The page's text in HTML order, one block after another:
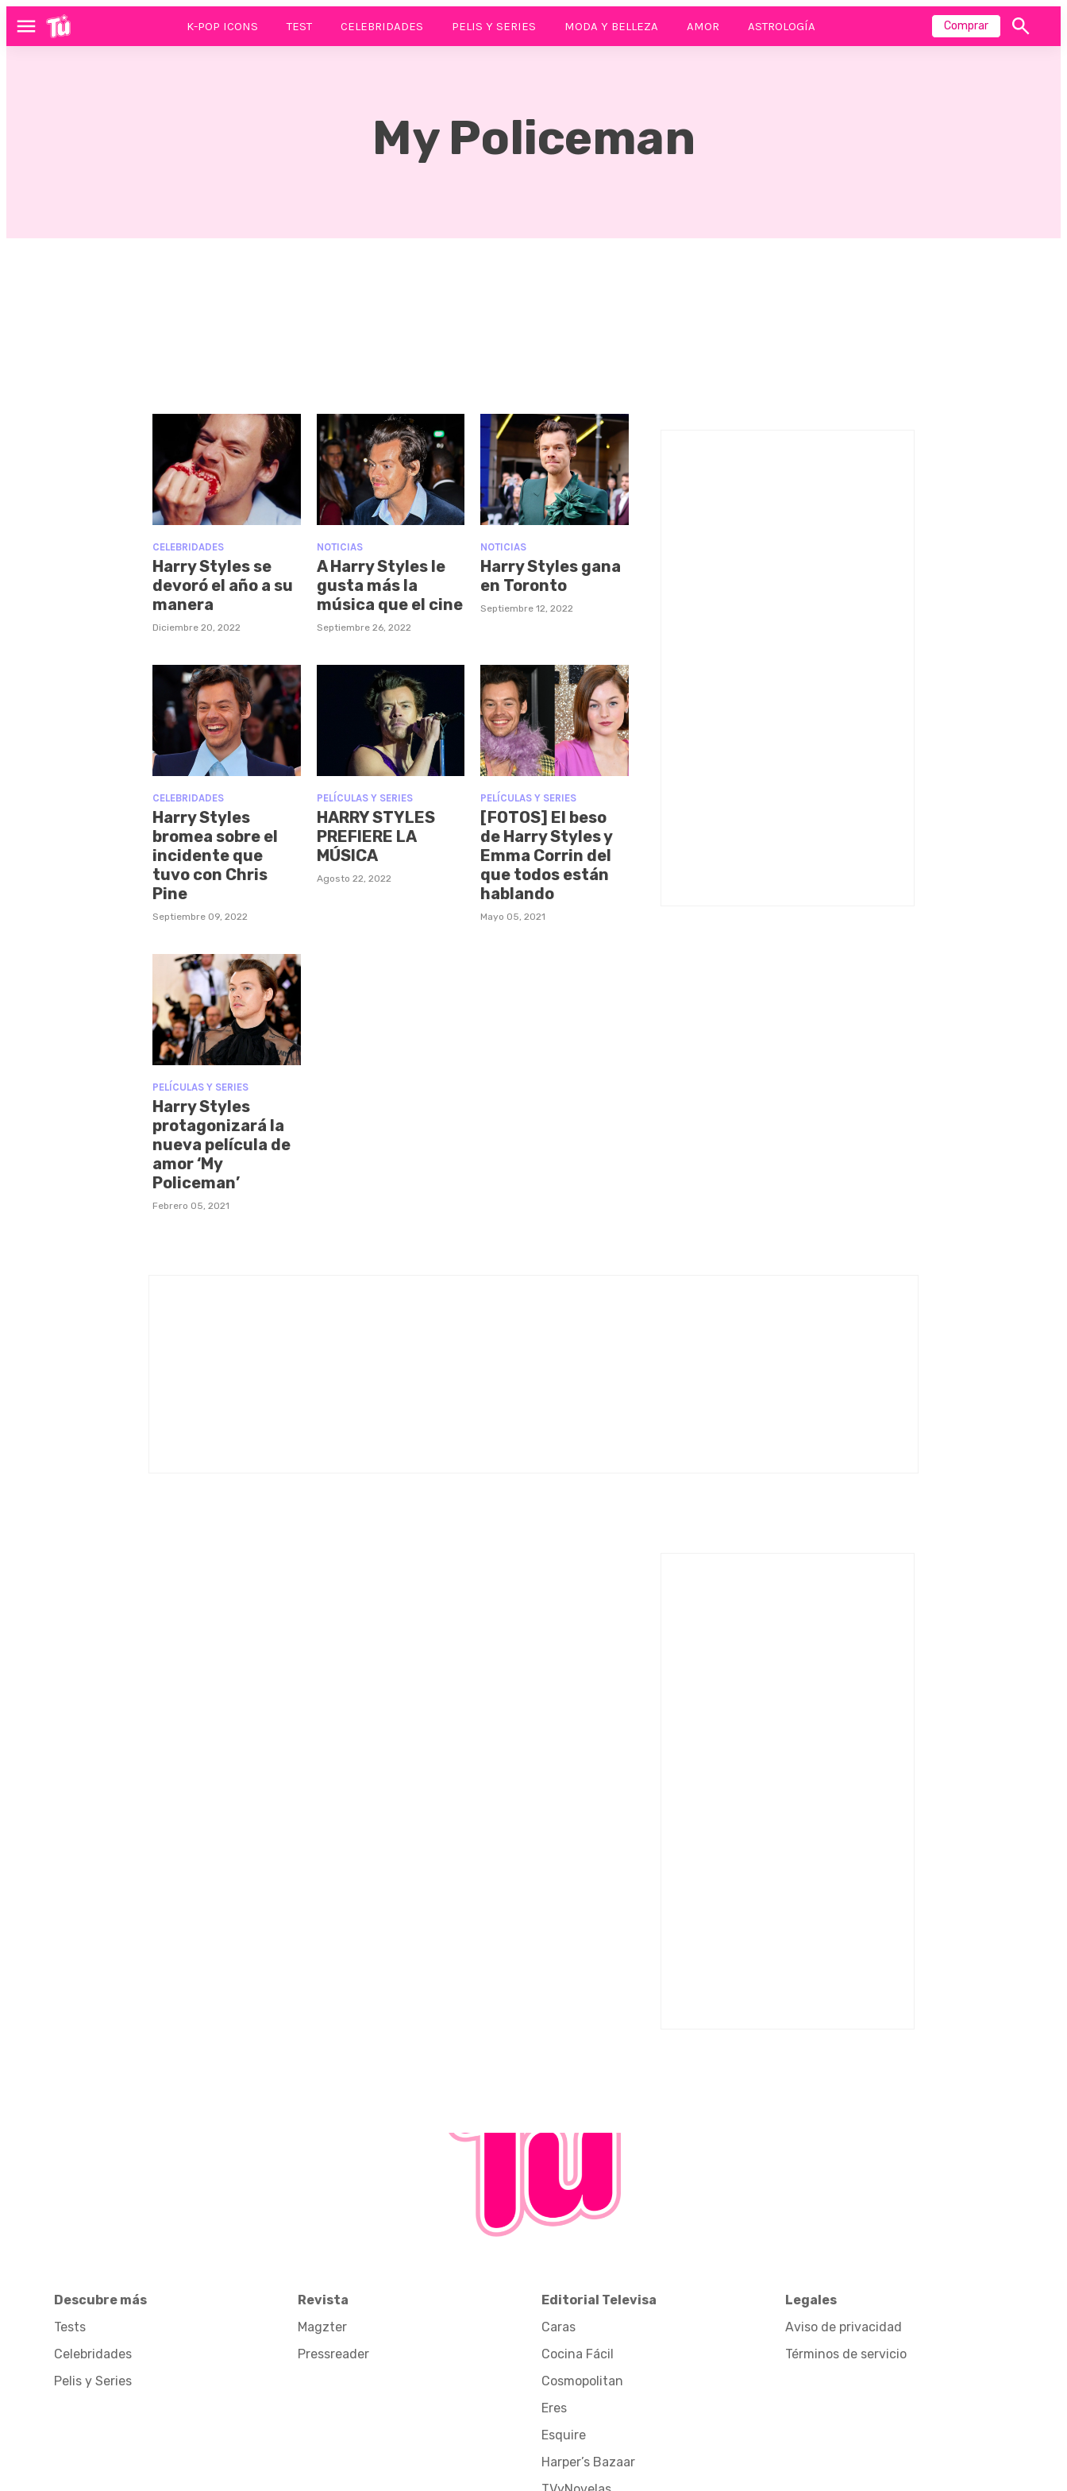
Menú K-POP ICONS TEST CELEBRIDADES PELIS Y SERIES MODA Y BELLEZA AMOR ASTROLOGÍA Comprar
Mostrar
My Policeman
CELEBRIDADES
Harry Styles se
devoró el año a su
manera
Diciembre 20, 2022
NOTICIAS
A Harry Styles le
gusta más la
música que el cine
Septiembre 26, 2022
NOTICIAS
Harry Styles gana
en Toronto
Septiembre 12, 2022
CELEBRIDADES
Harry Styles
bromea sobre el
incidente que
tuvo con Chris
Pine
Septiembre 09, 2022
PELÍCULAS Y SERIES
HARRY STYLES
PREFIERE LA
MÚSICA
Agosto 22, 2022
PELÍCULAS Y SERIES
[FOTOS] El beso
de Harry Styles y
Emma Corrin del
que todos están
hablando
Mayo 05, 2021
PELÍCULAS Y SERIES
Harry Styles
protagonizará la
nueva película de
amor ‘My
Policeman’
Febrero 05, 2021
Descubre más
Tests
Celebridades
Pelis y Series
Revista
Magzter
Pressreader
Editorial Televisa
Caras
Cocina Fácil
Cosmopolitan
Eres
Esquire
Harper’s Bazaar
Legales
Aviso de privacidad
Términos de servicio